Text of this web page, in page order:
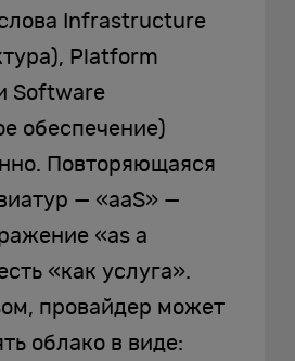
Infrastructure
Platform
Software
обеспечение)
Повторяющаяся
— «aaS» —
«as a
«как услуга».
провайдер может
облако в виде: